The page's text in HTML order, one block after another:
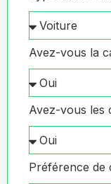
Avez-vous la
Avez-vous les
Préférence de